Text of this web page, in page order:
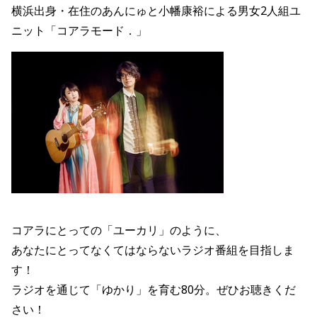
横浜出身・在住のあんにゅと小幡康裕による男女2人組ユ
ニット「コアラモード．」
コアラにとっての「ユーカリ」のように、
あなたにとってなくてはならないラジオ番組を目指しま
す！
ラジオを通じて「ゆかり」を育む80分。ぜひお聴きくだ
さい！